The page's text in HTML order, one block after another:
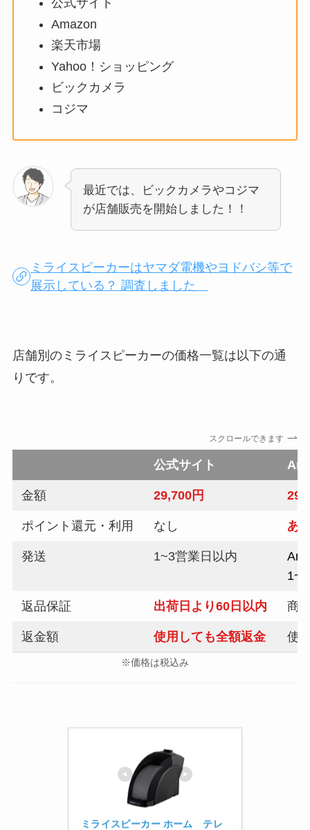
公式サイト
Amazon
楽天市場
Yahoo！ショッピング
ビックカメラ
コジマ
最近では、ビックカメラやコジマ
が店舗販売を開始しました！！
ミライスピーカーはヤマダ電機やヨドバシ等で
展示している？ 調査しました
店舗別のミライスピーカーの価格一覧は以下の通
りです。
スクロールできます
公式サイト
金額 29,700円
ポイント還元・利用 なし あ
発送 1~3営業日以内
返品保証 出荷日より60日以内 商
返金額 使用しても全額返金 使
※価格は税込み
ミライスピーカー ホーム　テレ